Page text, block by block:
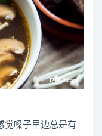
嗓子里边总是有